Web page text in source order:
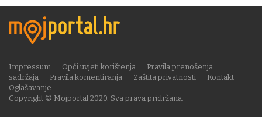
Copyright © Mojportal 2020. Sva prava pridržana.
Impressum Opći uvjeti korištenja
Pravila prenošenja
sadržaja
Pravila komentiranja Zaštita privatnosti
Kontakt
Oglašavanje